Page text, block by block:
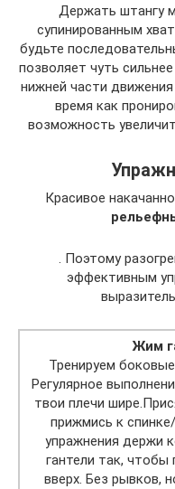
Держать штангу
супинированным
будьте
позволяет чуть
нижней части
время как
возможность
Красивое
. Поэтому
эффективным
Жим
Тренируем
Регулярное
твои плечи
прижмись к
упражнения держи
гантели так, чтобы
вверх. Без